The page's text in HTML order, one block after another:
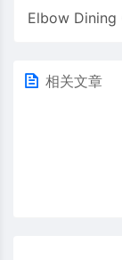
相关文章